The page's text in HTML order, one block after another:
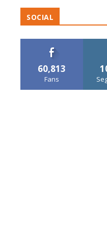
SOCIAL
60,813
Fans